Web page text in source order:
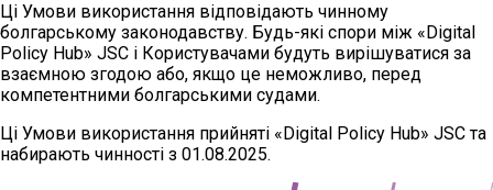
Ці Умови використання відповідають чинному
болгарському законодавству. Будь-які спори між «Digital
Policy Hub» JSC і Користувачами будуть вирішуватися за
взаємною згодою або, якщо це неможливо, перед
компетентними болгарськими судами.
Ці Умови використання прийняті «Digital Policy Hub» JSC та
набирають чинності з 01.08.2025.